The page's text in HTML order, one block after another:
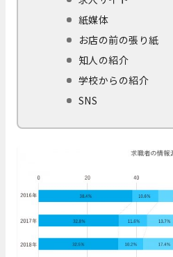
紙媒体
お店の前の張り紙
知人の紹介
学校からの紹介
SNS